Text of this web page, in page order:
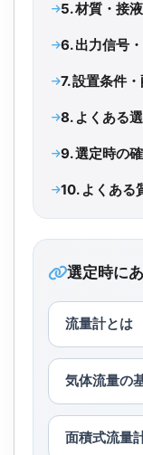
5. 材質・接
6. 出力信号
7. 設置条件
8. よくある
9. 選定時の
10. よくある
選定時に
流量計とは
気体流量の
面積式流量